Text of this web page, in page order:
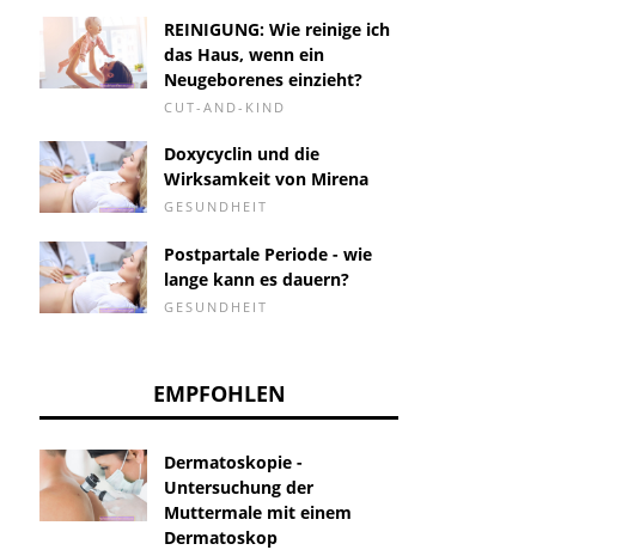
REINIGUNG: Wie reinige ich
das Haus, wenn ein
Neugeborenes einzieht?
CUT-AND-KIND
Doxycyclin und die
Wirksamkeit von Mirena
GESUNDHEIT
Postpartale Periode - wie
lange kann es dauern?
GESUNDHEIT
EMPFOHLEN
Dermatoskopie -
Untersuchung der
Muttermale mit einem
Dermatoskop